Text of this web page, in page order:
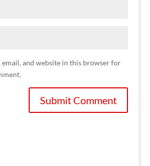
email, and website in this browser for